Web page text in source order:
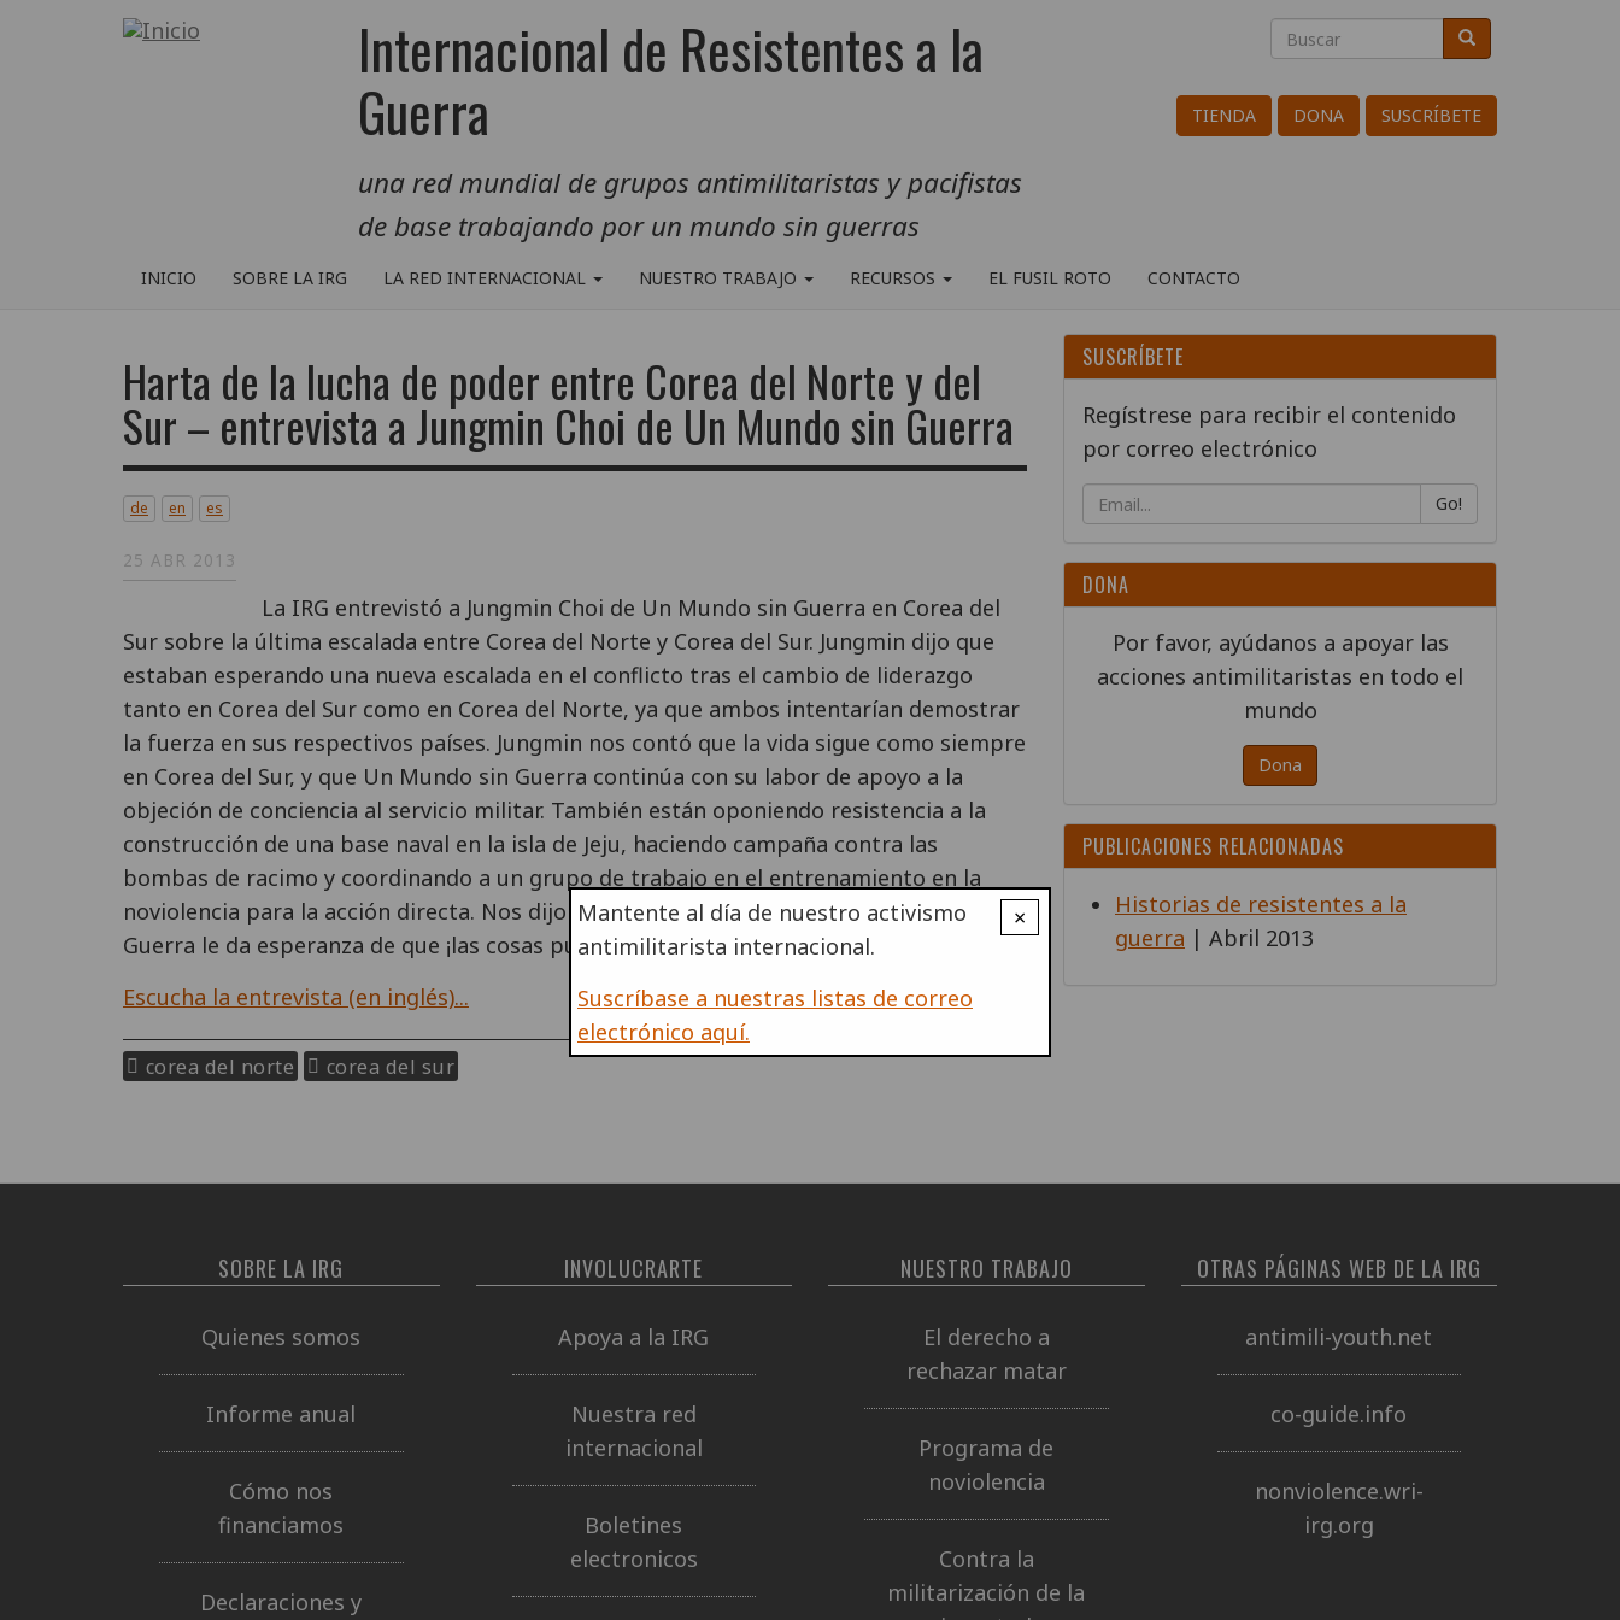
Internacional de Resistentes a la
Guerra
una red mundial de grupos antimilitaristas y pacifistas
de base trabajando por un mundo sin guerras
Search
Buscar Buscar
TIENDA DONA SUSCRÍBETE
INICIO SOBRE LA IRG LA RED INTERNACIONAL NUESTRO TRABAJO RECURSOS EL FUSIL ROTO CONTACTO
Harta de la lucha de poder entre Corea del Norte y del
Sur – entrevista a Jungmin Choi de Un Mundo sin Guerra
de en es
25 ABR 2013
La IRG entrevistó a Jungmin Choi de Un Mundo sin Guerra en Corea del
Sur sobre la última escalada entre Corea del Norte y Corea del Sur. Jungmin dijo que
estaban esperando una nueva escalada en el conflicto tras el cambio de liderazgo
tanto en Corea del Sur como en Corea del Norte, ya que ambos intentarían demostrar
la fuerza en sus respectivos países. Jungmin nos contó que la vida sigue como siempre
en Corea del Sur, y que Un Mundo sin Guerra continúa con su labor de apoyo a la
objeción de conciencia al servicio militar. También están oponiendo resistencia a la
construcción de una base naval en la isla de Jeju, haciendo campaña contra las
bombas de racimo y coordinando a un grupo de trabajo en el entrenamiento en la
noviolencia para la acción directa. Nos dijo que trabajar con gente de Un Mundo sin
Guerra le da esperanza de que ¡las cosas pueden cambiar!
Escucha la entrevista (en inglés)...
corea del norte corea del sur
×
Mantente al día de nuestro activismo
antimilitarista internacional.
Suscríbase a nuestras listas de correo
electrónico aquí.
SUSCRÍBETE
Regístrese para recibir el contenido
por correo electrónico
Go!
DONA
Por favor, ayúdanos a apoyar las
acciones antimilitaristas en todo el
mundo
Dona
PUBLICACIONES RELACIONADAS
Historias de resistentes a la
guerra | Abril 2013
SOBRE LA IRG
Quienes somos
Informe anual
Cómo nos
financiamos
Declaraciones y
INVOLUCRARTE
Apoya a la IRG
Nuestra red
internacional
Boletines
electronicos
NUESTRO TRABAJO
El derecho a
rechazar matar
Programa de
noviolencia
Contra la
militarización de la
OTRAS PÁGINAS WEB DE LA IRG
antimili-youth.net
co-guide.info
nonviolence.wri-
irg.org